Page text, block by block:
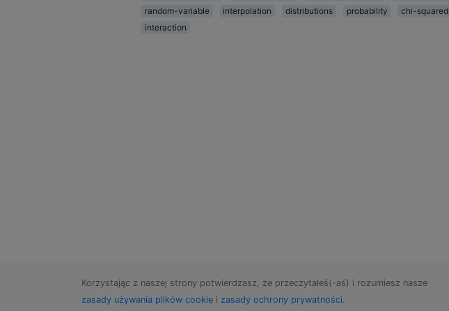
random-variable interpolation distributions probability chi-squared
interaction
Korzystając z naszej strony potwierdzasz, że przeczytałeś(-aś) i rozumiesz nasze
zasady używania plików cookie i zasady ochrony prywatności.